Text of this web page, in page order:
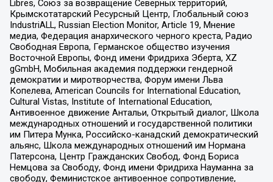
Libres, Союз за возвращение Северных территорий,
Крымскотатарский Ресурсный Центр, Глобальный союз
IndustriALL, Russian Election Monitor, Article 19, Мнение
медиа, Федерация анархического черного креста, Радио
Свободная Европа, Германское общество изучения
Восточной Европы, Фонд имени Фридриха Эберта, XZ
gGmbH, Мобильная академия поддержки гендерной
демократии и миротворчества, Форум имени Льва
Копелева, American Councils for International Education,
Cultural Vistas, Institute of International Education,
Антивоенное движение Антальи, Открытый диалог, Школа
международных отношений и государственной политики
им Питера Мунка, Российско-канадский демократический
альянс, Школа международных отношений им Нормана
Патерсона, Центр Гражданских Свобод, Фонд Бориса
Немцова за Свободу, Фонд имени Фридриха Науманна за
свободу, Феминистское антивоенное сопротивление,